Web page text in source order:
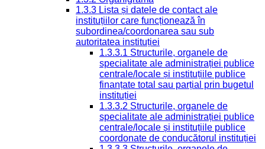
1.3.3 Lista și datele de contact ale
instituțiilor care funcționează în
subordinea/coordonarea sau sub
autoritatea instituției
1.3.3.1 Structurile, organele de
specialitate ale administrației publice
centrale/locale și instituțiile publice
finanțate total sau parțial prin bugetul
instituției
1.3.3.2 Structurile, organele de
specialitate ale administrației publice
centrale/locale și instituțiile publice
coordonate de conducătorul instituției